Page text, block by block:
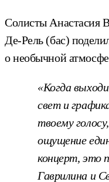
Солисты Анастасия
Де-Рель (бас)
о необычной
«Когда
свет и
твоему
ощущение
концерт, это
Гаврилина и